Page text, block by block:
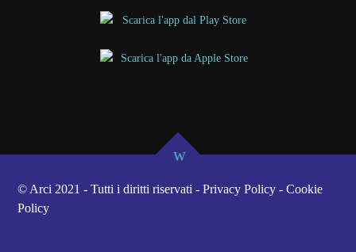
© Arci 2021 - Tutti i diritti riservati - Privacy Policy - Cookie
Policy